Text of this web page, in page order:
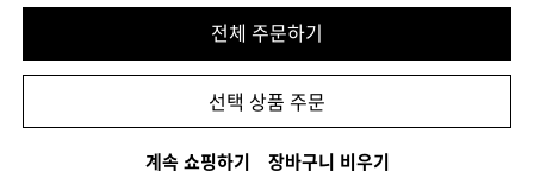
전체 주문하기
선택 상품 주문
계속 쇼핑하기 장바구니 비우기